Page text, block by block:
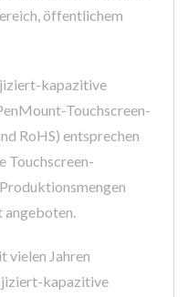
öffentlichem
kapazitive
Touchscreen-
RoHS) entsprechen
Touchscreen-
angeboten.
vielen Jahren
kapazitive